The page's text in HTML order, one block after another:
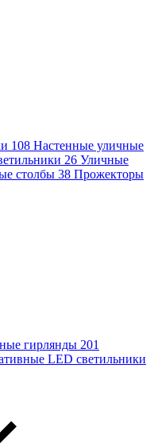
108 Настенные уличные
26 Уличные
столбы 38 Прожекторы
гирлянды 201
LED светильники